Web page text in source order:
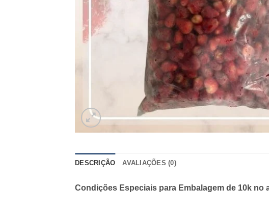
DESCRIÇÃO AVALIAÇÕES (0)
Condições Especiais para Embalagem de 10k no